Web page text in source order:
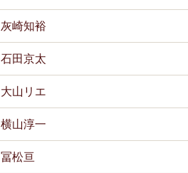
灰崎知裕
石田京太
大山リエ
横山淳一
冨松亘